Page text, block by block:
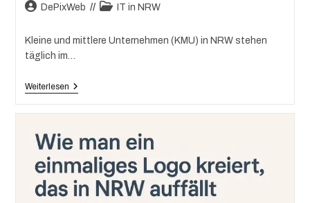
DePixWeb IT in NRW
Kleine und mittlere Unternehmen (KMU) in NRW stehen
täglich im…
Weiterlesen